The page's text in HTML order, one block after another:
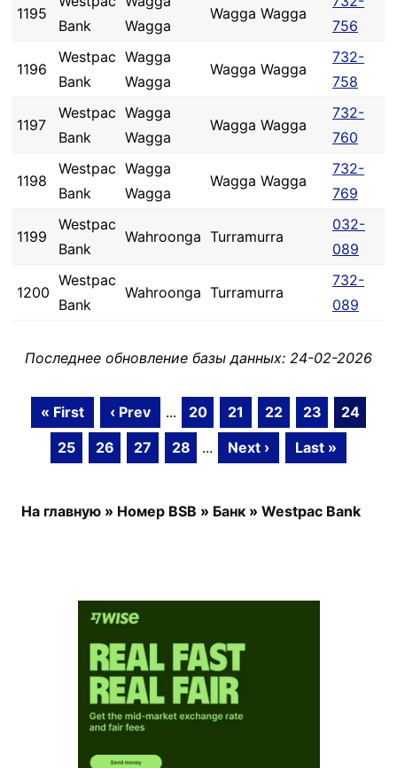
1195
Bank
Wagga
Wagga Wagga
756
1196
Westpac
Bank
Wagga
Wagga
Wagga Wagga
732-
758
1197
Westpac
Bank
Wagga
Wagga
Wagga Wagga
732-
760
1198
Westpac
Bank
Wagga
Wagga
Wagga Wagga
732-
769
1199
Westpac
Bank
Wahroonga Turramurra
032-
089
1200
Westpac
Bank
Wahroonga Turramurra
732-
089
Последнее обновление базы данных: 24-02-2026
« First ‹ Prev ... 20 21 22 23
24
25
26 27 28 ... Next › Last »
На главную » Номер BSB » Банк » Westpac Bank